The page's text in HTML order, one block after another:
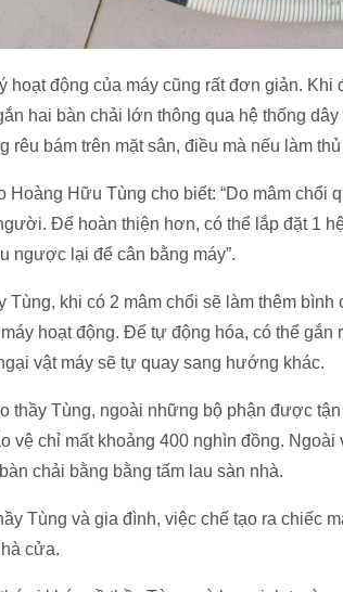
hoạt động của máy cũng rất đơn giản.
hai bàn chải lớn thông qua hệ thống
rêu bám trên mặt sân, điều mà nếu làm
Hoàng Hữu Tùng cho biết: “Do mâm
Để hoàn thiện hơn, có thể lắp đặt 1
ngược lại để cân bằng máy”.
Tùng, khi có 2 mâm chổi sẽ làm thêm
hoạt động. Để tự động hóa, có thể
vật máy sẽ tự quay sang hướng khác.
thầy Tùng, ngoài những bộ phận được
vệ chỉ mất khoảng 400 nghìn đồng.
chải bằng bằng tấm lau sàn nhà.
Tùng và gia đình, việc chế tạo ra chiếc
cửa.